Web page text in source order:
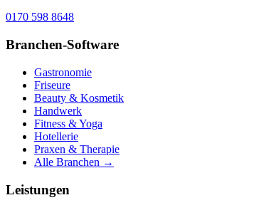
0170 598 8648
Branchen-Software
Gastronomie
Friseure
Beauty & Kosmetik
Handwerk
Fitness & Yoga
Hotellerie
Praxen & Therapie
Alle Branchen →
Leistungen